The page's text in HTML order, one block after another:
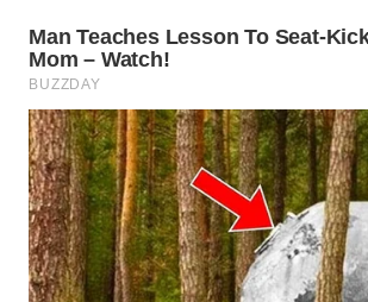
WN
KARO
WN
SIMALUNGUN
WN
LABUHANBATU
WN